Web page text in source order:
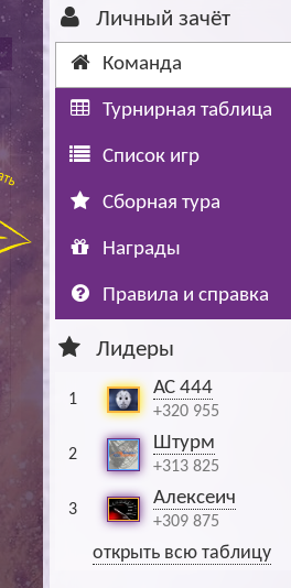
Хоккей — КХЛ
Hound: блог болельщика
Ragnar: блог болельщика
Личный зачёт
Команда
Турнирная таблица
Список игр
Сборная тура
Награды
Правила и справка
Лидеры
1
АС 444
+320 955
2
Штурм
+313 825
3
Алексеич
+309 875
открыть всю таблицу